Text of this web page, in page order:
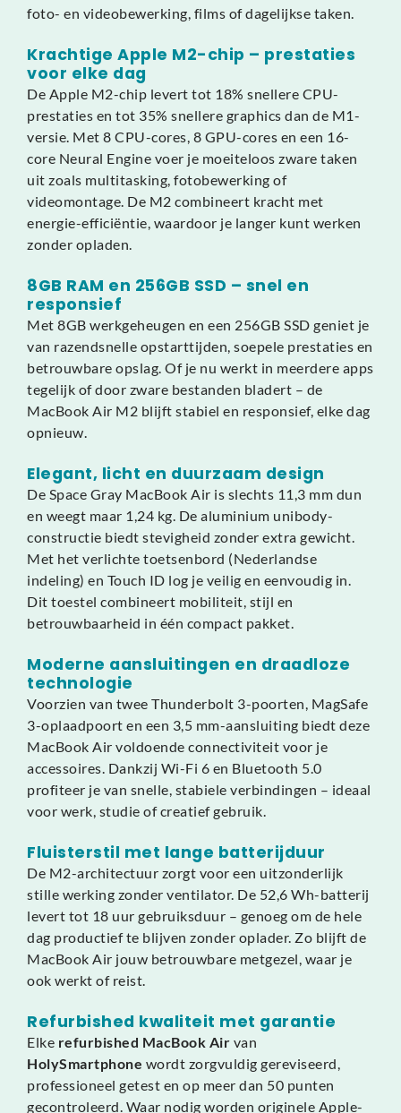
foto- en videobewerking, films of dagelijkse taken.
Krachtige Apple M2-chip – prestaties
voor elke dag
De Apple M2-chip levert tot 18% snellere CPU-
prestaties en tot 35% snellere graphics dan de M1-
versie. Met 8 CPU-cores, 8 GPU-cores en een 16-
core Neural Engine voer je moeiteloos zware taken
uit zoals multitasking, fotobewerking of
videomontage. De M2 combineert kracht met
energie-efficiëntie, waardoor je langer kunt werken
zonder opladen.
8GB RAM en 256GB SSD – snel en
responsief
Met 8GB werkgeheugen en een 256GB SSD geniet je
van razendsnelle opstarttijden, soepele prestaties en
betrouwbare opslag. Of je nu werkt in meerdere apps
tegelijk of door zware bestanden bladert – de
MacBook Air M2 blijft stabiel en responsief, elke dag
opnieuw.
Elegant, licht en duurzaam design
De Space Gray MacBook Air is slechts 11,3 mm dun
en weegt maar 1,24 kg. De aluminium unibody-
constructie biedt stevigheid zonder extra gewicht.
Met het verlichte toetsenbord (Nederlandse
indeling) en Touch ID log je veilig en eenvoudig in.
Dit toestel combineert mobiliteit, stijl en
betrouwbaarheid in één compact pakket.
Moderne aansluitingen en draadloze
technologie
Voorzien van twee Thunderbolt 3-poorten, MagSafe
3-oplaadpoort en een 3,5 mm-aansluiting biedt deze
MacBook Air voldoende connectiviteit voor je
accessoires. Dankzij Wi-Fi 6 en Bluetooth 5.0
profiteer je van snelle, stabiele verbindingen – ideaal
voor werk, studie of creatief gebruik.
Fluisterstil met lange batterijduur
De M2-architectuur zorgt voor een uitzonderlijk
stille werking zonder ventilator. De 52,6 Wh-batterij
levert tot 18 uur gebruiksduur – genoeg om de hele
dag productief te blijven zonder oplader. Zo blijft de
MacBook Air jouw betrouwbare metgezel, waar je
ook werkt of reist.
Refurbished kwaliteit met garantie
Elke refurbished MacBook Air van
HolySmartphone wordt zorgvuldig gereviseerd,
professioneel getest en op meer dan 50 punten
gecontroleerd. Waar nodig worden originele Apple-